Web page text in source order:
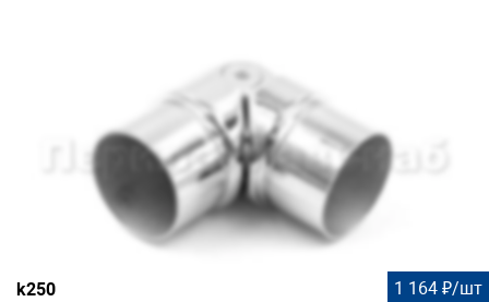
k250 1 164 ₽/шт